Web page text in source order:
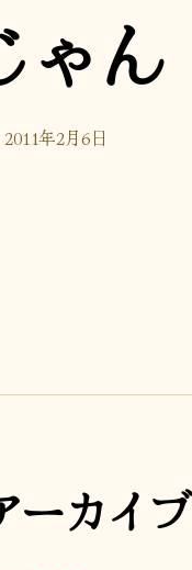
ゃん
2011年2月6日
ーカイブ